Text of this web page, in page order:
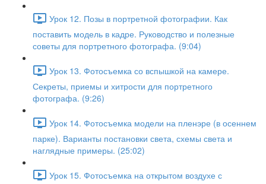
Урок 12. Позы в портретной фотографии. Как
поставить модель в кадре. Руководство и полезные
советы для портретного фотографа. (9:04)
Урок 13. Фотосъемка со вспышкой на камере.
Секреты, приемы и хитрости для портретного
фотографа. (9:26)
Урок 14. Фотосъемка модели на пленэре (в осеннем
парке). Варианты постановки света, схемы света и
наглядные примеры. (25:02)
Урок 15. Фотосъемка на открытом воздухе с